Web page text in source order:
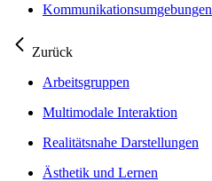
Kommunikationsumgebungen
Zurück
Arbeitsgruppen
Multimodale Interaktion
Realitätsnahe Darstellungen
Ästhetik und Lernen